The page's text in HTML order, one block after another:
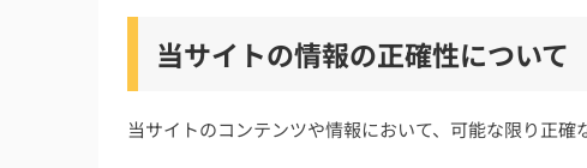
当サイトの情報の正確性について
当サイトのコンテンツや情報において、可能な限り正確